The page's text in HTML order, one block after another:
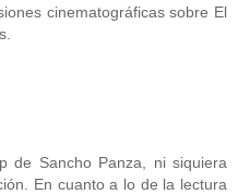
cinematográficas sobre El
de Sancho Panza, ni siquiera
En cuanto a lo de la lectura